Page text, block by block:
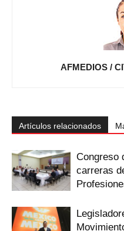
AFMEDIOS /
Artículos relacionados
Congreso
carreras